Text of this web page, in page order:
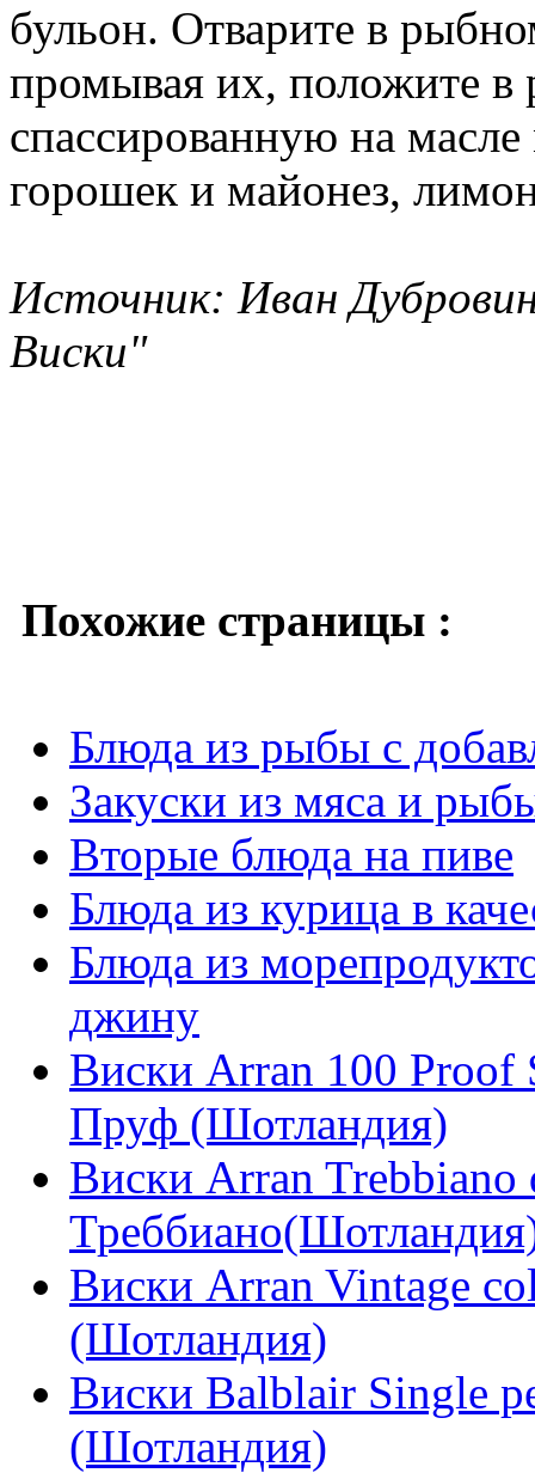
бульон. Отварите в
промывая их, положите в
спассированную на
горошек и майонез,
Источник: Иван
Виски"
Похожие страницы :
Блюда из рыбы с
Закуски из мяса и
Вторые блюда на пиве
Блюда из курица в
Блюда из
джину
Виски Arran 100
Пруф (Шотландия)
Виски Arran
Виски Arran Vintage
(Шотландия)
Виски Balblair Single
(Шотландия)